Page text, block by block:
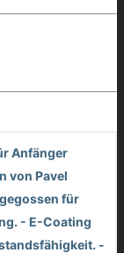
Anfänger
von Pavel
für
- E-Coating
-